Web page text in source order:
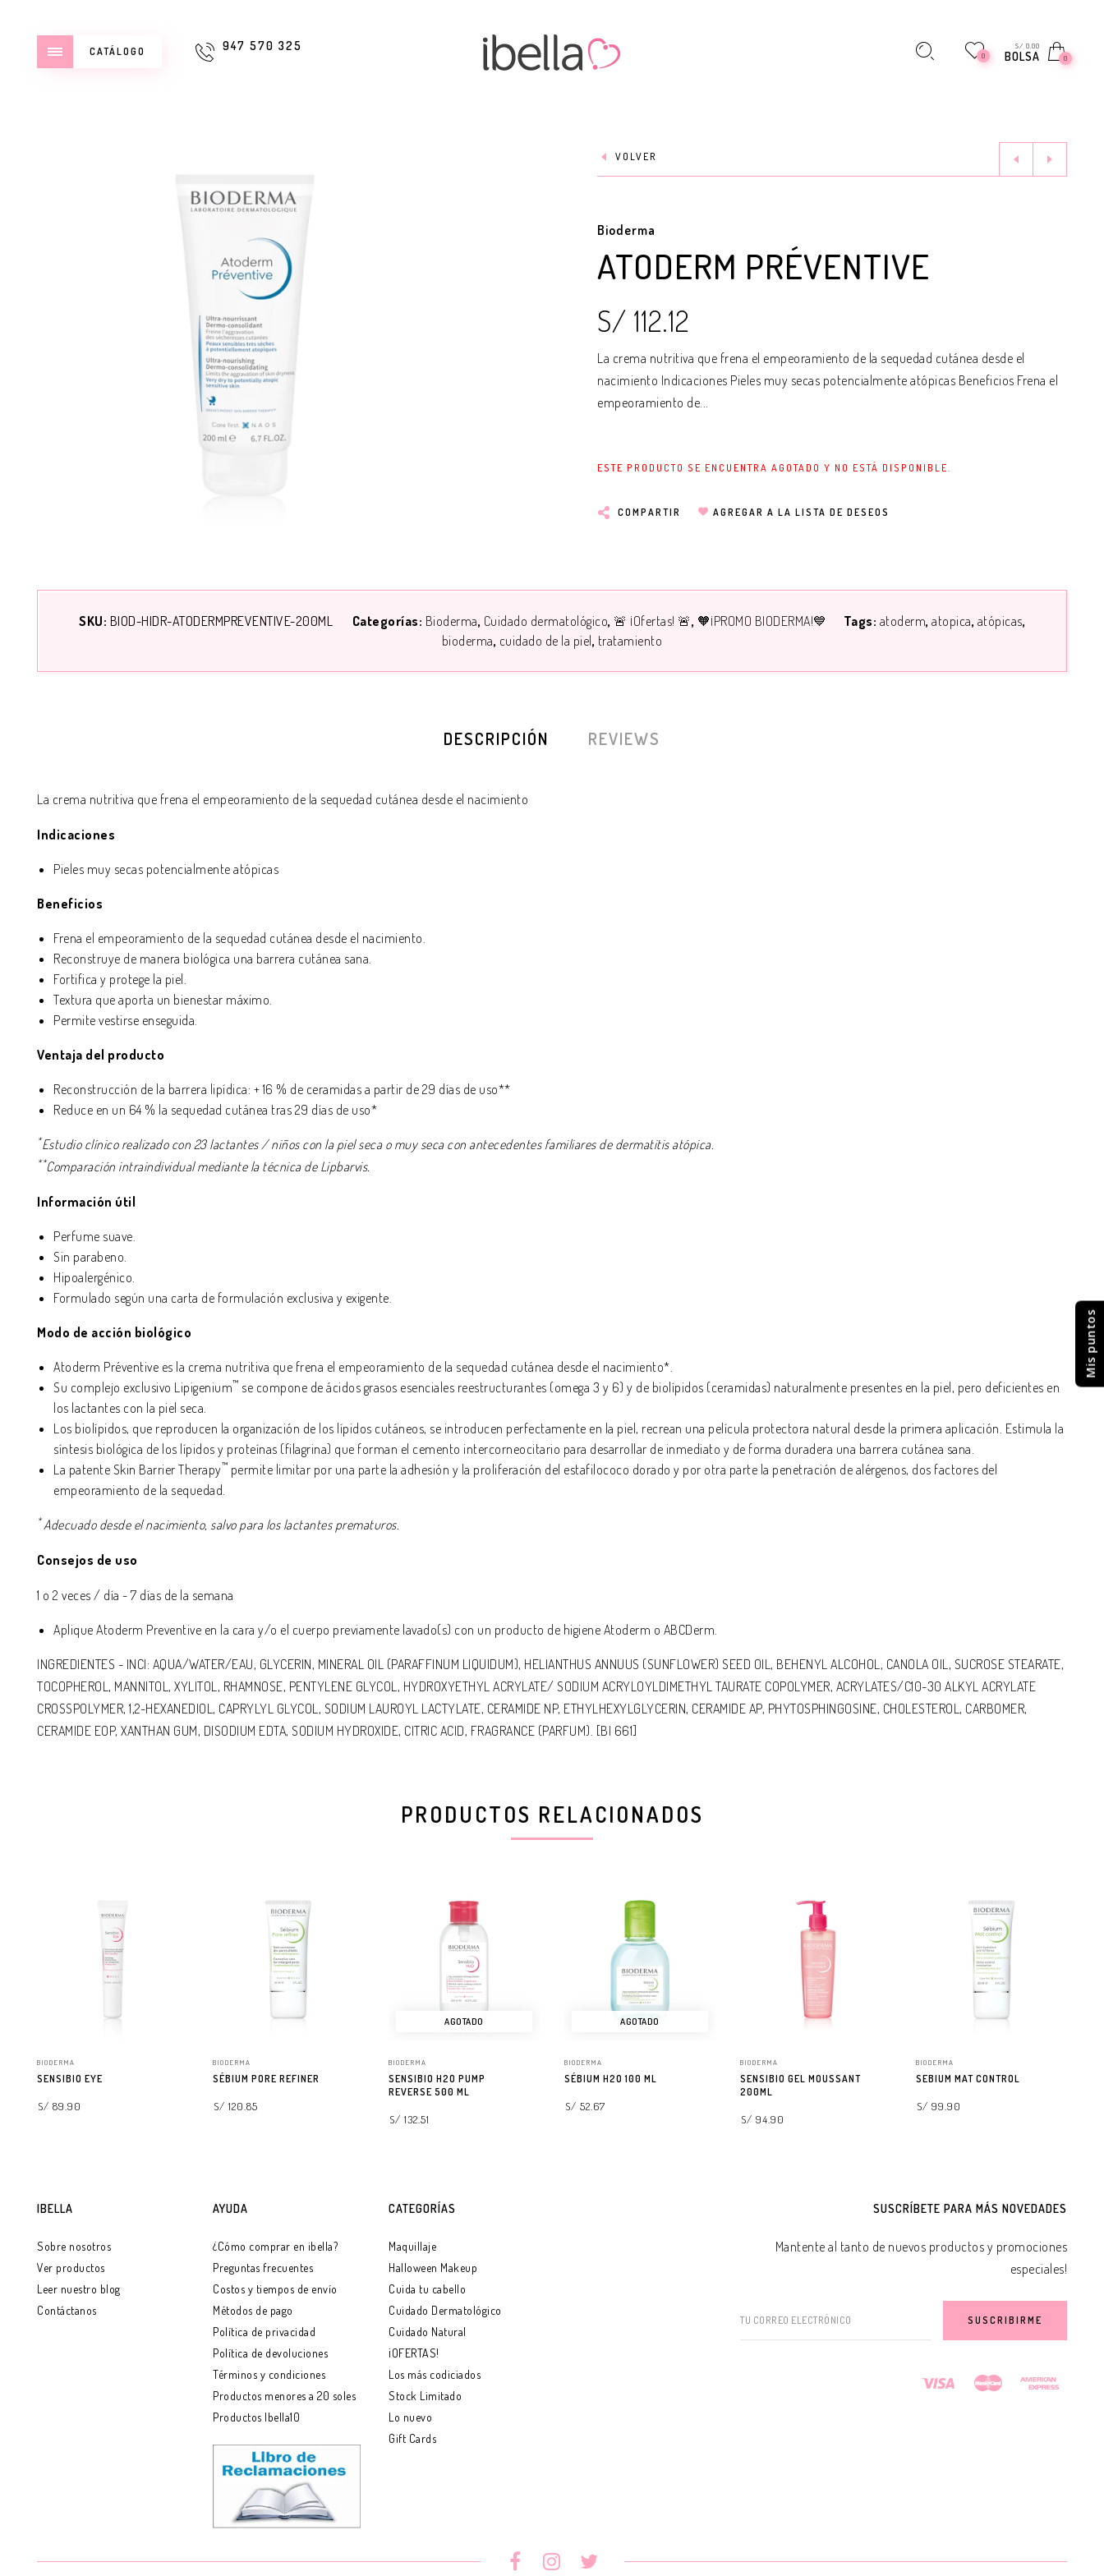
CATÁLOGO 947 570 325
0
S/ 0.00
BOLSA 0
VOLVER
Bioderma
ATODERM PRÉVENTIVE
S/ 112.12
La crema nutritiva que frena el empeoramiento de la sequedad cutánea desde el
nacimiento Indicaciones Pieles muy secas potencialmente atópicas Beneficios Frena el
empeoramiento de...
ESTE PRODUCTO SE ENCUENTRA AGOTADO Y NO ESTÁ DISPONIBLE.
COMPARTIR AGREGAR A LA LISTA DE DESEOS
SKU: BIOD-HIDR-ATODERMPREVENTIVE-200ML Categorías: Bioderma Cuidado dermatológico 🚨 ¡Ofertas! 🚨 🧡¡PROMO BIODERMA!💙 Tags: atoderm atopica atópicas
bioderma cuidado de la piel tratamiento
DESCRIPCIÓN REVIEWS
La crema nutritiva que frena el empeoramiento de la sequedad cutánea desde el nacimiento
Indicaciones
Pieles muy secas potencialmente atópicas
Beneficios
Frena el empeoramiento de la sequedad cutánea desde el nacimiento.
Reconstruye de manera biológica una barrera cutánea sana.
Fortifica y protege la piel.
Textura que aporta un bienestar máximo.
Permite vestirse enseguida.
Ventaja del producto
Reconstrucción de la barrera lipídica: + 16 % de ceramidas a partir de 29 días de uso**
Reduce en un 64 % la sequedad cutánea tras 29 días de uso*
*Estudio clínico realizado con 23 lactantes / niños con la piel seca o muy seca con antecedentes familiares de dermatitis atópica.
**Comparación intraindividual mediante la técnica de Lipbarvis.
Información útil
Perfume suave.
Sin parabeno.
Hipoalergénico.
Formulado según una carta de formulación exclusiva y exigente.
Modo de acción biológico
Atoderm Préventive es la crema nutritiva que frena el empeoramiento de la sequedad cutánea desde el nacimiento*.
Su complejo exclusivo Lipigenium™ se compone de ácidos grasos esenciales reestructurantes (omega 3 y 6) y de biolípidos (ceramidas) naturalmente presentes en la piel, pero deficientes en
los lactantes con la piel seca.
Los biolípidos, que reproducen la organización de los lípidos cutáneos, se introducen perfectamente en la piel, recrean una película protectora natural desde la primera aplicación. Estimula la
síntesis biológica de los lípidos y proteínas (filagrina) que forman el cemento intercorneocitario para desarrollar de inmediato y de forma duradera una barrera cutánea sana.
La patente Skin Barrier Therapy™ permite limitar por una parte la adhesión y la proliferación del estafilococo dorado y por otra parte la penetración de alérgenos, dos factores del
empeoramiento de la sequedad.
*Adecuado desde el nacimiento, salvo para los lactantes prematuros.
Consejos de uso
1 o 2 veces / día - 7 días de la semana
Aplique Atoderm Preventive en la cara y/o el cuerpo previamente lavado(s) con un producto de higiene Atoderm o ABCDerm.
INGREDIENTES - INCI: AQUA/WATER/EAU, GLYCERIN, MINERAL OIL (PARAFFINUM LIQUIDUM), HELIANTHUS ANNUUS (SUNFLOWER) SEED OIL, BEHENYL ALCOHOL, CANOLA OIL, SUCROSE STEARATE,
TOCOPHEROL, MANNITOL, XYLITOL, RHAMNOSE, PENTYLENE GLYCOL, HYDROXYETHYL ACRYLATE/ SODIUM ACRYLOYLDIMETHYL TAURATE COPOLYMER, ACRYLATES/C10-30 ALKYL ACRYLATE
CROSSPOLYMER, 1,2-HEXANEDIOL, CAPRYLYL GLYCOL, SODIUM LAUROYL LACTYLATE, CERAMIDE NP, ETHYLHEXYLGLYCERIN, CERAMIDE AP, PHYTOSPHINGOSINE, CHOLESTEROL, CARBOMER,
CERAMIDE EOP, XANTHAN GUM, DISODIUM EDTA, SODIUM HYDROXIDE, CITRIC ACID, FRAGRANCE (PARFUM). [BI 661]
PRODUCTOS RELACIONADOS
BIODERMA
SENSIBIO EYE
S/ 89.90
BIODERMA
SÉBIUM PORE REFINER
S/ 120.85
AGOTADO
BIODERMA
SENSIBIO H2O PUMP
REVERSE 500 ML
S/ 132.51
AGOTADO
BIODERMA
SÉBIUM H2O 100 ML
S/ 52.67
BIODERMA
SENSIBIO GEL MOUSSANT
200ML
S/ 94.90
BIODERMA
SEBIUM MAT CONTROL
S/ 99.90
IBELLA
Sobre nosotros
Ver productos
Leer nuestro blog
Contáctanos
AYUDA
¿Cómo comprar en ibella?
Preguntas frecuentes
Costos y tiempos de envío
Métodos de pago
Política de privacidad
Política de devoluciones
Términos y condiciones
Productos menores a 20 soles
Productos Ibella10
CATEGORÍAS
Maquillaje
Halloween Makeup
Cuida tu cabello
Cuidado Dermatológico
Cuidado Natural
¡OFERTAS!
Los más codiciados
Stock Limitado
Lo nuevo
Gift Cards
SUSCRÍBETE PARA MÁS NOVEDADES
Mantente al tanto de nuevos productos y promociones
especiales!
TU CORREO ELECTRÓNICO
Mis puntos